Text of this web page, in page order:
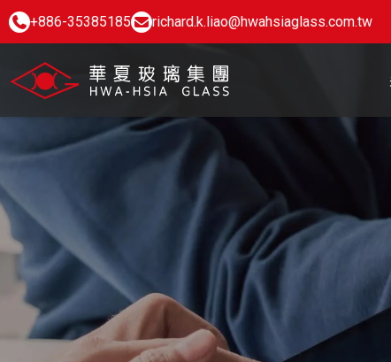
+886-35385185 richard.k.liao@hwahsiaglass.com.tw